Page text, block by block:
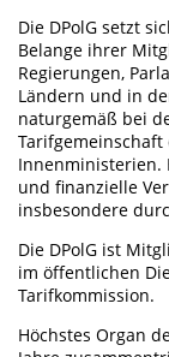
Die DPolG setzt
Belange ihrer
Regierungen,
Ländern und in
naturgemäß bei
Innenministerien.
und finanzielle
insbesondere
Die DPolG ist
im öffentlichen
Tarifkommission.
Höchstes Organ